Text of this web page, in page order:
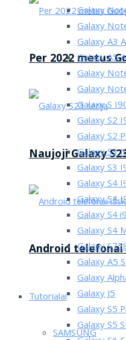
Per 2022 metus
Naujoji Galaxy
Android
Tutorialai
SAMSUNG
Galaxy
Galaxy
Galaxy A3
Galaxy A5
Galaxy
Galaxy
Galaxy S
Galaxy S2
Galaxy S2
Galaxy S3
Galaxy S3
Galaxy S4
Galaxy S4
Galaxy S4
Galaxy S4
Galaxy
Galaxy A5
Galaxy
Galaxy J5
Galaxy S5
Galaxy S5